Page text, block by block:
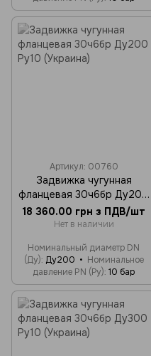
Артикул: 00760
Задвижка чугунная
фланцевая 30ч6бр Ду200
Ру10 (Украина)
18 360.00 грн з ПДВ/шт
Нет в наличии
Номинальный диаметр DN
(Ду) Ду200
Номинальное
давление PN (Ру) 10 бар